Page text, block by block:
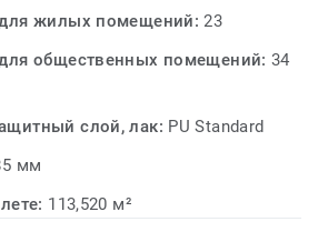
решений. PRIME CLICK —
красотой напольного покрытия
для жилых помещений:23
общественных помещений:34
слой, лак: PU Standard
мм
113,520 м²